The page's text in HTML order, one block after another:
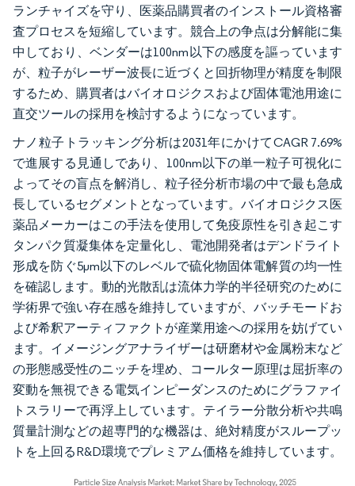
ランチャイズを守り、医薬品購買者のインストール資格審
査プロセスを短縮しています。競合上の争点は分解能に集
中しており、ベンダーは100nm以下の感度を謳っています
が、粒子がレーザー波長に近づくと回折物理が精度を制限
するため、購買者はバイオロジクスおよび固体電池用途に
直交ツールの採用を検討するようになっています。
ナノ粒子トラッキング分析は2031年にかけてCAGR 7.69%
で進展する見通しであり、100nm以下の単一粒子可視化に
よってその盲点を解消し、粒子径分析市場の中で最も急成
長しているセグメントとなっています。バイオロジクス医
薬品メーカーはこの手法を使用して免疫原性を引き起こす
タンパク質凝集体を定量化し、電池開発者はデンドライト
形成を防ぐ5µm以下のレベルで硫化物固体電解質の均一性
を確認します。動的光散乱は流体力学的半径研究のために
学術界で強い存在感を維持していますが、バッチモードお
よび希釈アーティファクトが産業用途への採用を妨げてい
ます。イメージングアナライザーは研磨材や金属粉末など
の形態感受性のニッチを埋め、コールター原理は屈折率の
変動を無視できる電気インピーダンスのためにグラファイ
トスラリーで再浮上しています。テイラー分散分析や共鳴
質量計測などの超専門的な機器は、絶対精度がスループッ
トを上回るR&D環境でプレミアム価格を維持しています。